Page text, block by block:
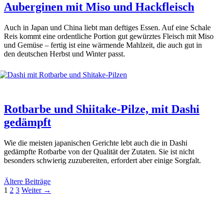
Auberginen mit Miso und Hackfleisch
Auch in Japan und Chi­na liebt man def­ti­ges Essen. Auf eine Scha­le
Reis kommt eine ordent­li­che Por­ti­on gut gewürz­tes Fleisch mit Miso
und Gemü­se – fer­tig ist eine wär­men­de Mahl­zeit, die auch gut in
den deut­schen Herbst und Win­ter passt.
Rotbarbe und Shiitake-Pilze, mit Dashi
gedämpft
Wie die meis­ten japa­ni­schen Gerich­te lebt auch die in Dashi
gedämpf­te Rot­bar­be von der Qua­li­tät der Zuta­ten. Sie ist nicht
beson­ders schwie­rig zuzu­be­rei­ten, erfor­dert aber eini­ge Sorg­falt.
Ältere Beiträge
Seite
1 Seite
2 Seite
3 Weiter →